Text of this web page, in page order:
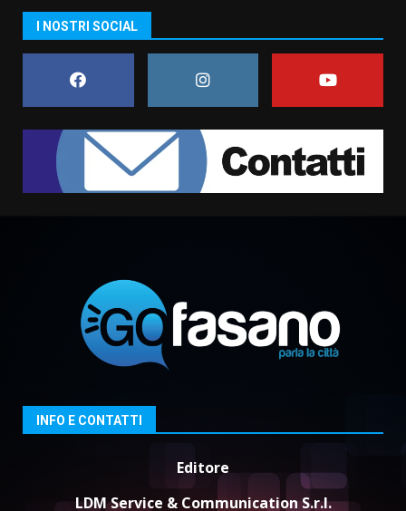
Grazia Neglia, coordinatrice
cittadina di Fratelli d’Italia,
6 Agosto 2026 08:00
2
cittadinanza attiva: online
l’avviso per la gestione
condivisa della Villetta di
Laureto
Belvedere. Il rapimento”
6 Agosto 2026 06:15
4
Serie D, l’Us Fasano è escluso
5 Agosto 2026 17:30
Truffatori in azione nelle
frazioni fasanesi
I NOSTRI SOCIAL
INFO E CONTATTI
Editore
LDM Service & Communication S.r.l.